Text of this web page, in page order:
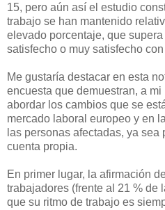
15, pero aún así el estudio
trabajo se han mantenido
elevado porcentaje, que
satisfecho o muy satisfecho
Me gustaría destacar en esta
encuesta que demuestran, a
abordar los cambios que se
mercado laboral europeo y en
las personas afectadas, ya sea
cuenta propia.
En primer lugar, la afirmación
trabajadores (frente al 21 % de
que su ritmo de trabajo es